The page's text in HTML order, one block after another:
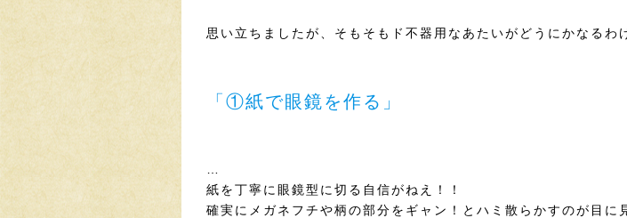
思い立ちましたが、そもそもド不器用なあたいがどうにかなるわ
「①紙で眼鏡を作る」
紙を丁寧に眼鏡型に切る自信がねえ！！
確実にメガネフチや柄の部分をギャン！とハミ散らかすのが目に